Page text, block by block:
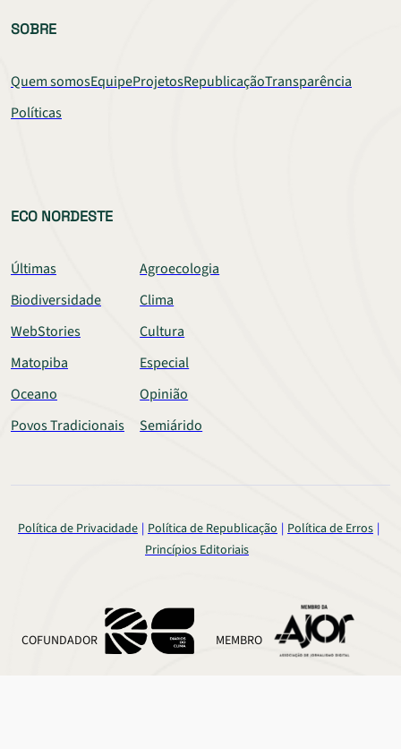
SOBRE
Quem somosEquipeProjetosRepublicaçãoTransparência
Políticas
ECO NORDESTE
Últimas
Agroecologia
Biodiversidade
Clima
WebStories
Cultura
Matopiba
Especial
Oceano
Opinião
Povos Tradicionais
Semiárido
Política de Privacidade Política de Republicação Política de Erros
Princípios Editoriais
COFUNDADOR MEMBRO